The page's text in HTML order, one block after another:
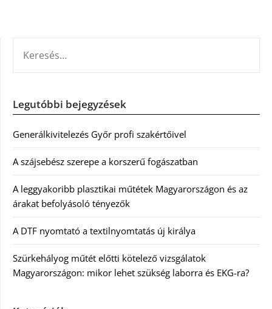
Legutóbbi bejegyzések
Generálkivitelezés Győr profi szakértőivel
A szájsebész szerepe a korszerű fogászatban
A leggyakoribb plasztikai műtétek Magyarországon és az
árakat befolyásoló tényezők
A DTF nyomtató a textilnyomtatás új királya
Szürkehályog műtét előtti kötelező vizsgálatok
Magyarországon: mikor lehet szükség laborra és EKG-ra?